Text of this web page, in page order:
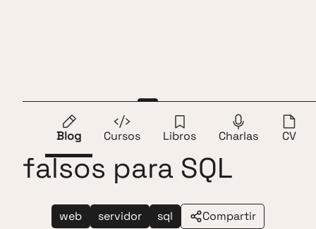
Saltar al contenido
Blog
Cursos Libros Charlas CV
Generar datos
falsos para SQL
web servidor sql Compartir